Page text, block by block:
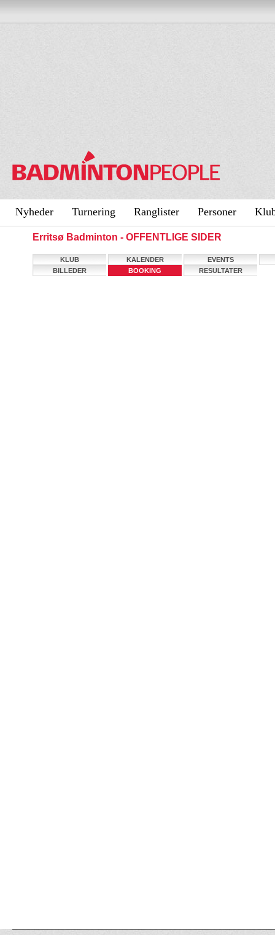
Nyheder Turnering Ranglister Personer
Erritsø Badminton - OFFENTLIGE SIDER
KLUB KALENDER
EVENTS
BILLEDER
BOOKING RESULTATER